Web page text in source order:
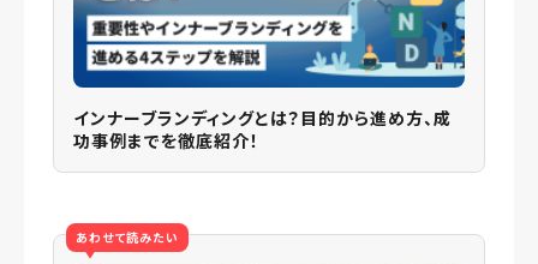
インナーブランディングとは？目的から進め方、成
功事例までを徹底紹介！
あわせて読みたい